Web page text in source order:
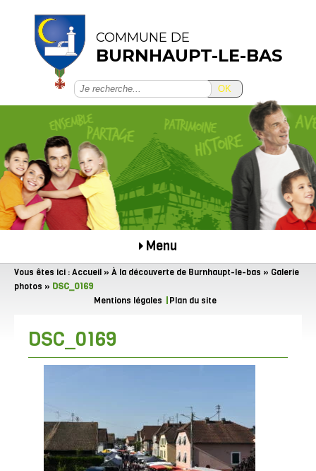
COMMUNE DE
BURNHAUPT-LE-BAS
OK
Menu
Vous êtes ici :Accueil » À la découverte de Burnhaupt-le-bas » Galerie
photos » DSC_0169
Mentions légales
Plan du site
DSC_0169